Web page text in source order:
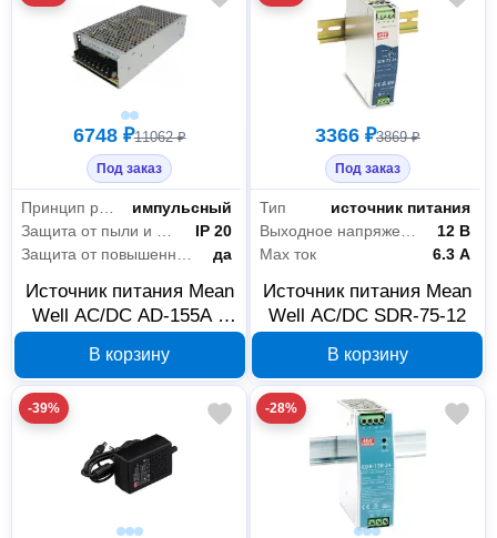
6748 ₽11062 ₽
Под заказ
Принцип работы
импульсный
IP 20
да
Источник питания Mean
Well AC/DC AD-155A с
В корзину
3366 ₽3869 ₽
Под заказ
Тип
источник питания
12 В
Max ток
6.3 А
Источник питания Mean
Well AC/DC SDR-75-12
В корзину
-39% -28%